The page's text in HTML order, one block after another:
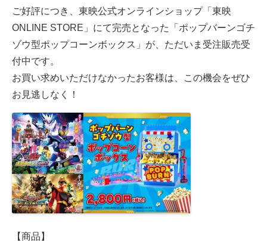
ご好評につき、東映公式オンラインショップ「東映
ONLINE STORE」にて完売となった「ポップバーンゴチ
ゾウ型ポップコーンボックス」が、ただいま受注販売受
付中です。
お買い求めいただけなかったお客様は、この機会をぜひ
お見逃しなく！
【商品】